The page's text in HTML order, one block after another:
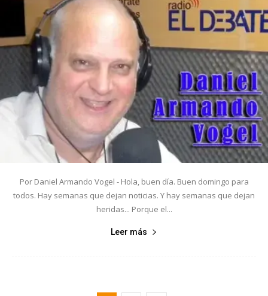
Por Daniel Armando Vogel - Hola, buen día. Buen domingo para
todos. Hay semanas que dejan noticias. Y hay semanas que dejan
heridas... Porque el...
Leer más